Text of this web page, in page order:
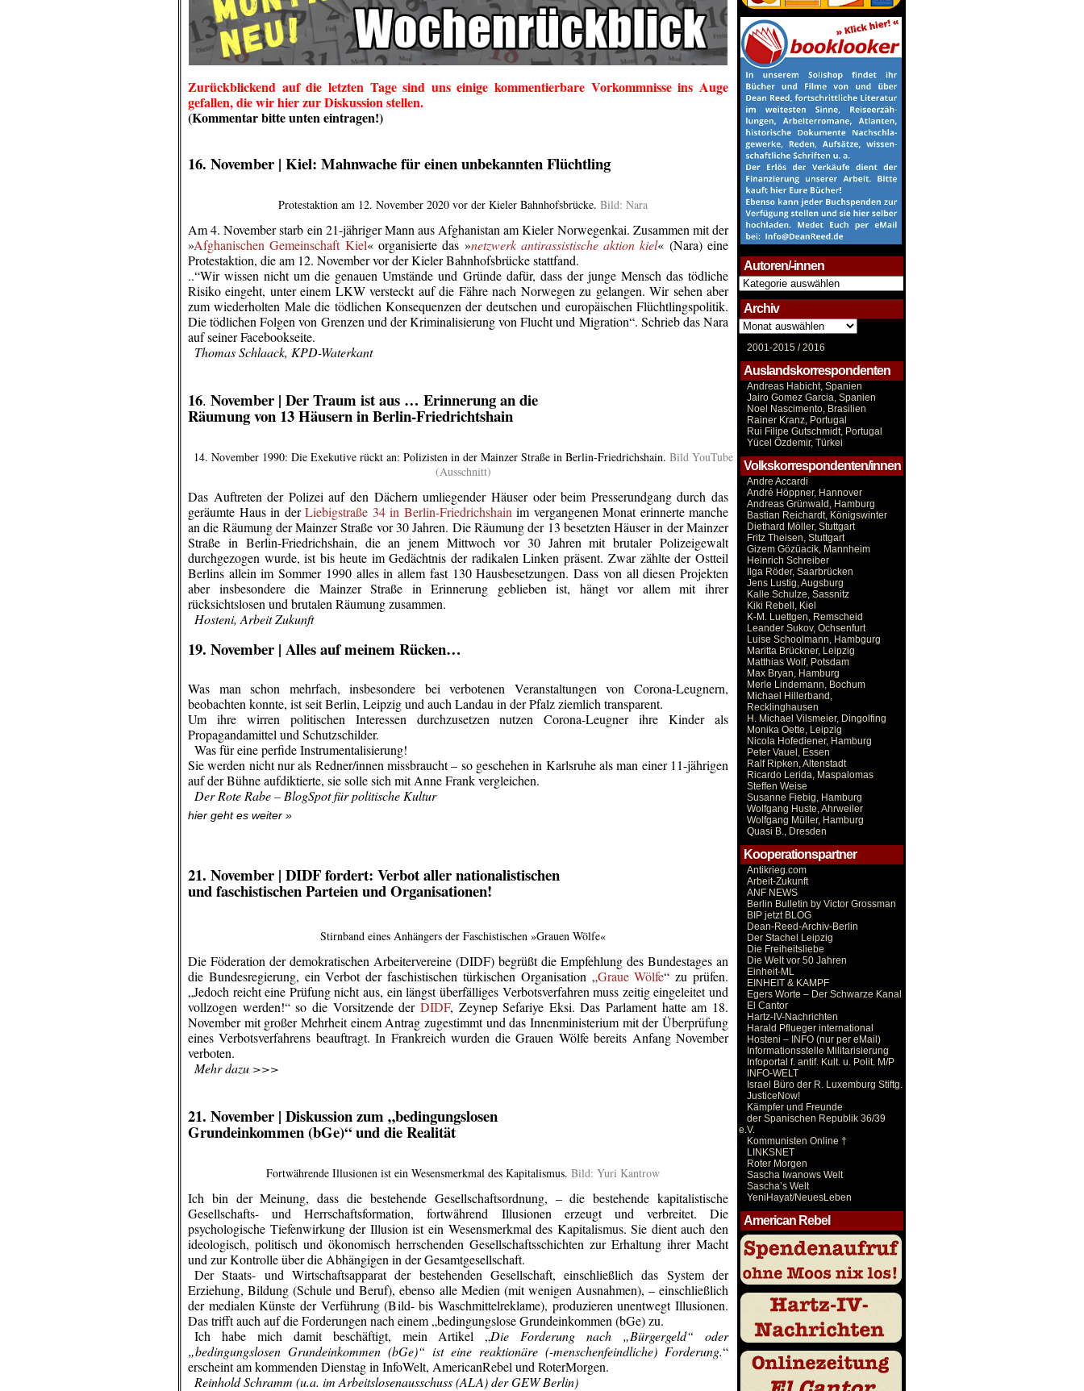
Zurückblickend auf die letzten Tage sind uns einige kommentierbare Vorkommnisse ins Auge
gefallen, die wir hier zur Diskussion stellen.
(Kommentar bitte unten eintragen!)
16. November | Kiel: Mahnwache für einen unbekannten Flüchtling
Protestaktion am 12. November 2020 vor der Kieler Bahnhofsbrücke. Bild: Nara
Am 4. November starb ein 21-jähriger Mann aus Afghanistan am Kieler Norwegenkai. Zusammen mit der
»Afghanischen Gemeinschaft Kiel« organisierte das »netzwerk antirassistische aktion kiel« (Nara) eine
Protestaktion, die am 12. November vor der Kieler Bahnhofsbrücke stattfand.
..“Wir wissen nicht um die genauen Umstände und Gründe dafür, dass der junge Mensch das tödliche
Risiko eingeht, unter einem LKW versteckt auf die Fähre nach Norwegen zu gelangen.Wir sehen aber
zum wiederholten Male die tödlichen Konsequenzen der deutschen und europäischen Flüchtlingspolitik.
Die tödlichen Folgen von Grenzen und der Kriminalisierung von Flucht und Migration“. Schrieb das Nara
auf seiner Facebookseite.
Thomas Schlaack, KPD-Waterkant
16. November | Der Traum ist aus … Erinnerung an die
Räumung von 13 Häusern in Berlin-Friedrichtshain
14. November 1990: Die Exekutive rückt an: Polizisten in der Mainzer Straße in Berlin-Friedrichshain. Bild YouTube
(Ausschnitt)
Das Auftreten der Polizei auf den Dächern umliegender Häuser oder beim Presserundgang durch das
geräumte Haus in derLiebigstraße 34 in Berlin-Friedrichshain im vergangenen Monat erinnerte manche
an die Räumung der Mainzer Straße vor 30 Jahren. Die Räumung der 13 besetzten Häuser in der Mainzer
Straße in Berlin-Friedrichshain, die an jenem Mittwoch vor 30 Jahren mit brutaler Polizeigewalt
durchgezogen wurde, ist bis heute im Gedächtnis der radikalen Linken präsent. Zwar zählte der Ostteil
Berlins allein im Sommer 1990 alles in allem fast 130 Hausbesetzungen. Dass von all diesen Projekten
aber insbesondere die Mainzer Straße in Erinnerung geblieben ist, hängt vor allem mit ihrer
rücksichtslosen und brutalen Räumung zusammen.
Hosteni, Arbeit Zukunft
19. November | Alles auf meinem Rücken…
Was man schon mehrfach, insbesondere bei verbotenen Veranstaltungen von Corona-Leugnern,
beobachten konnte, ist seit Berlin, Leipzig und auch Landau in der Pfalz ziemlich transparent.
Um ihre wirren politischen Interessen durchzusetzen nutzen Corona-Leugner ihre Kinder als
Propagandamittel und Schutzschilder.
Was für eine perfide Instrumentalisierung!
Sie werden nicht nur als Redner/innen missbraucht – so geschehen in Karlsruhe als man einer 11-jährigen
auf der Bühne aufdiktierte, sie solle sich mit Anne Frank vergleichen.
Der Rote Rabe – BlogSpot für politische Kultur
hier geht es weiter »
21. November | DIDF fordert: Verbot aller nationalistischen
und faschistischen Parteien und Organisationen!
Stirnband eines Anhängers der Faschistischen »Grauen Wölfe«
Die Föderation der demokratischen Arbeitervereine (DIDF) begrüßt die Empfehlung des Bundestages an
die Bundesregierung, ein Verbot der faschistischen türkischen Organisation „Graue Wölfe“ zu prüfen.
„Jedoch reicht eine Prüfung nicht aus, ein längst überfälliges Verbotsverfahren muss zeitig eingeleitet und
vollzogen werden!“ so die Vorsitzende der DIDF, Zeynep Sefariye Eksi. Das Parlament hatte am 18.
November mit großer Mehrheit einem Antrag zugestimmt und das Innenministerium mit der Überprüfung
eines Verbotsverfahrens beauftragt. In Frankreich wurden die Grauen Wölfe bereits Anfang November
verboten.
Mehr dazu >>>
21. November | Diskussion zum „bedingungslosen
Grundeinkommen (bGe)“ und die Realität
Fortwährende Illusionen ist ein Wesensmerkmal des Kapitalismus. Bild: Yuri Kantrow
Ich bin der Meinung, dass die bestehende Gesellschaftsordnung, – die bestehende kapitalistische
Gesellschafts- und Herrschaftsformation, fortwährend Illusionen erzeugt und verbreitet. Die
psychologische Tiefenwirkung der Illusion ist ein Wesensmerkmal des Kapitalismus. Sie dient auch den
ideologisch, politisch und ökonomisch herrschenden Gesellschaftsschichten zur Erhaltung ihrer Macht
und zur Kontrolle über die Abhängigen in der Gesamtgesellschaft.
Der Staats- und Wirtschaftsapparat der bestehenden Gesellschaft, einschließlich das System der
Erziehung, Bildung (Schule und Beruf), ebenso alle Medien (mit wenigen Ausnahmen), – einschließlich
der medialen Künste der Verführung (Bild- bis Waschmittelreklame), produzieren unentwegt Illusionen.
Das trifft auch auf die Forderungen nach einem „bedingungslose Grundeinkommen (bGe) zu.
Ich habe mich damit beschäftigt, mein Artikel „Die Forderung nach „Bürgergeld“ oder
„bedingungslosen Grundeinkommen (bGe)“ ist eine reaktionäre (-menschenfeindliche) Forderung.“
erscheint am kommenden Dienstag in InfoWelt, AmericanRebel und RoterMorgen.
Reinhold Schramm (u.a. im Arbeitslosenausschuss (ALA) der GEW Berlin)
Autoren/-innen
Autoren/-
innen
Archiv
Archiv
2001-2015 /2016
Auslandskorrespondenten
Andreas Habicht, Spanien
Jairo Gomez Garcia, Spanien
Noel Nascimento, Brasilien
Rainer Kranz, Portugal
Rui Filipe Gutschmidt, Portugal
Yücel Özdemir, Türkei
Volkskorrespondenten/innen
Andre Accardi
André Höppner, Hannover
Andreas Grünwald, Hamburg
Bastian Reichardt, Königswinter
Diethard Möller, Stuttgart
Fritz Theisen, Stuttgart
Gizem Gözüacik, Mannheim
Heinrich Schreiber
Ilga Röder, Saarbrücken
Jens Lustig, Augsburg
Kalle Schulze, Sassnitz
Kiki Rebell, Kiel
K-M. Luettgen, Remscheid
Leander Sukov, Ochsenfurt
Luise Schoolmann, Hambgurg
Maritta Brückner, Leipzig
Matthias Wolf, Potsdam
Max Bryan, Hamburg
Merle Lindemann, Bochum
Michael Hillerband,
Recklinghausen
H. Michael Vilsmeier, Dingolfing
Monika Oette, Leipzig
Nicola Hofediener, Hamburg
Peter Vauel, Essen
Ralf Ripken, Altenstadt
Ricardo Lerida, Maspalomas
Steffen Weise
Susanne Fiebig, Hamburg
Wolfgang Huste, Ahrweiler
Wolfgang Müller, Hamburg
Quasi B., Dresden
Kooperationspartner
Antikrieg.com
Arbeit-Zukunft
ANF NEWS
Berlin Bulletin by Victor Grossman
BIP jetzt BLOG
Dean-Reed-Archiv-Berlin
Der Stachel Leipzig
Die Freiheitsliebe
Die Welt vor 50 Jahren
Einheit-ML
EINHEIT & KAMPF
Egers Worte – Der Schwarze Kanal
El Cantor
Hartz-IV-Nachrichten
Harald Pflueger international
Hosteni – INFO (nur per eMail)
Informationsstelle Militarisierung
Infoportal f. antif. Kult. u. Polit. M/P
INFO-WELT
Israel Büro der R. Luxemburg Stiftg.
JusticeNow!
Kämpfer und Freunde
der Spanischen Republik 36/39
e.V.
Kommunisten Online †
LINKSNET
Roter Morgen
Sascha Iwanows Welt
Sascha’s Welt
YeniHayat/NeuesLeben
American Rebel